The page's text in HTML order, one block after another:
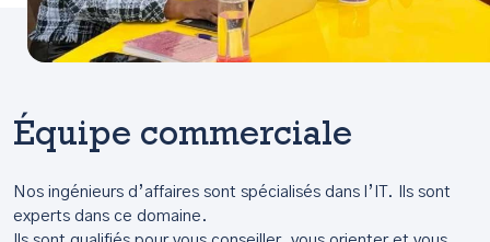
Équipe commerciale
Nos ingénieurs d’affaires sont spécialisés dans l’IT. Ils sont
experts dans ce domaine.